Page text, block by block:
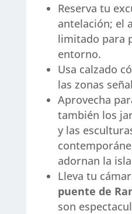
Reserva tu
antelación; el
limitado para
entorno.
Usa calzado
las zonas
Aprovecha
también los
y las
adornan la
Lleva tu
puente de
son